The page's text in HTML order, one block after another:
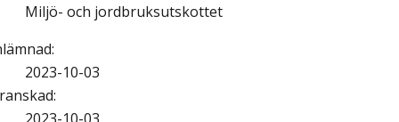
Miljö- och jordbruksutskottet
:
2023-10-03
: